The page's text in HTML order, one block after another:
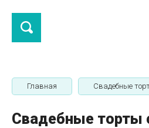
Главная Свадебные
Свадебные торты